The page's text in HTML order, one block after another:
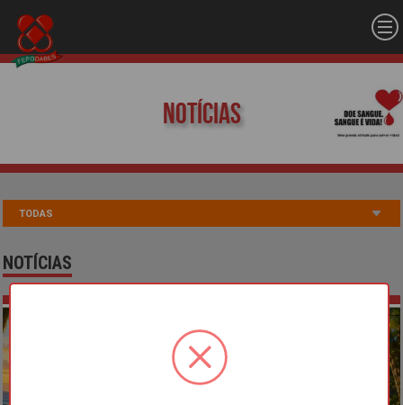
Notícias
NOTÍCIAS